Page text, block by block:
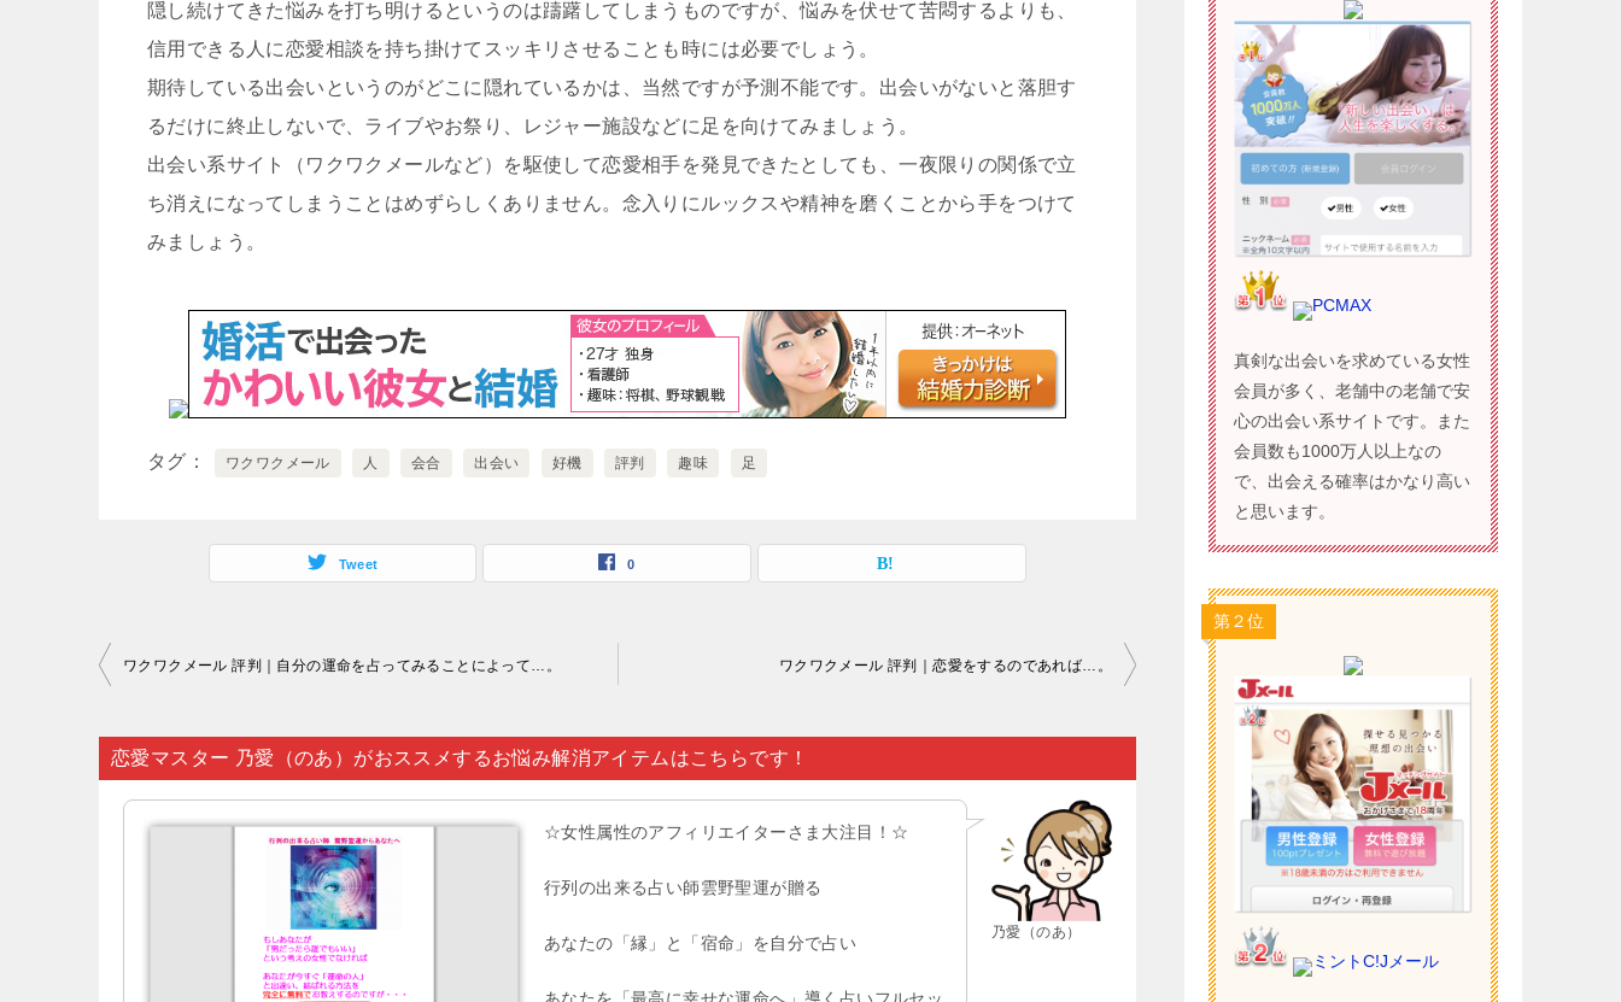
隠し続けてきた悩みを打ち明けるというのは躊躇してしまうものですが、悩みを伏せて苦悶するよりも、
信用できる人に恋愛相談を持ち掛けてスッキリさせることも時には必要でしょう。
期待している出会いというのがどこに隠れているかは、当然ですが予測不能です。出会いがないと落胆す
るだけに終止しないで、ライブやお祭り、レジャー施設などに足を向けてみましょう。
出会い系サイト（ワクワクメールなど）を駆使して恋愛相手を発見できたとしても、一夜限りの関係で立
ち消えになってしまうことはめずらしくありません。念入りにルックスや精神を磨くことから手をつけて
みましょう。
タグ ワクワクメール 人 会合 出会い 好機 評判 趣味 足
Tweet 0
投
ナ
ビ
ゲ
ワクワクメール 評判｜自分の運命を占ってみることによって…。 ワクワクメール 評判｜恋愛をするのであれば…。
恋愛マスター 乃愛（のあ）がおススメするお悩み解消アイテムはこちらです！
乃愛（のあ）
☆女性属性のアフィリエイターさま大注目！☆
行列の出来る占い師雲野聖運が贈る
あなたの「縁」と「宿命」を自分で占い
PCMAX
真剣な出会いを求めている女性
会員が多く、老舗中の老舗で安
心の出会い系サイトです。また
会員数も1000万人以上なの
で、出会える確率はかなり高い
と思います。
第２位
ミントC!Jメール